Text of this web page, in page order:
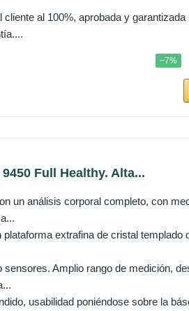
al 100%, aprobada y
−7%
Full Healthy. Alta...
un análisis corporal completo, con
extrafina de cristal templado
Amplio rango de medición,
usabilidad poniéndose sobre la